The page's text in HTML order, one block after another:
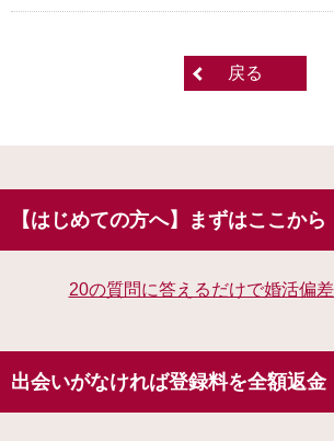
戻る
【はじめての方へ】まずはここから
20の質問に答えるだけで婚活偏
出会いがなければ登録料を全額返金